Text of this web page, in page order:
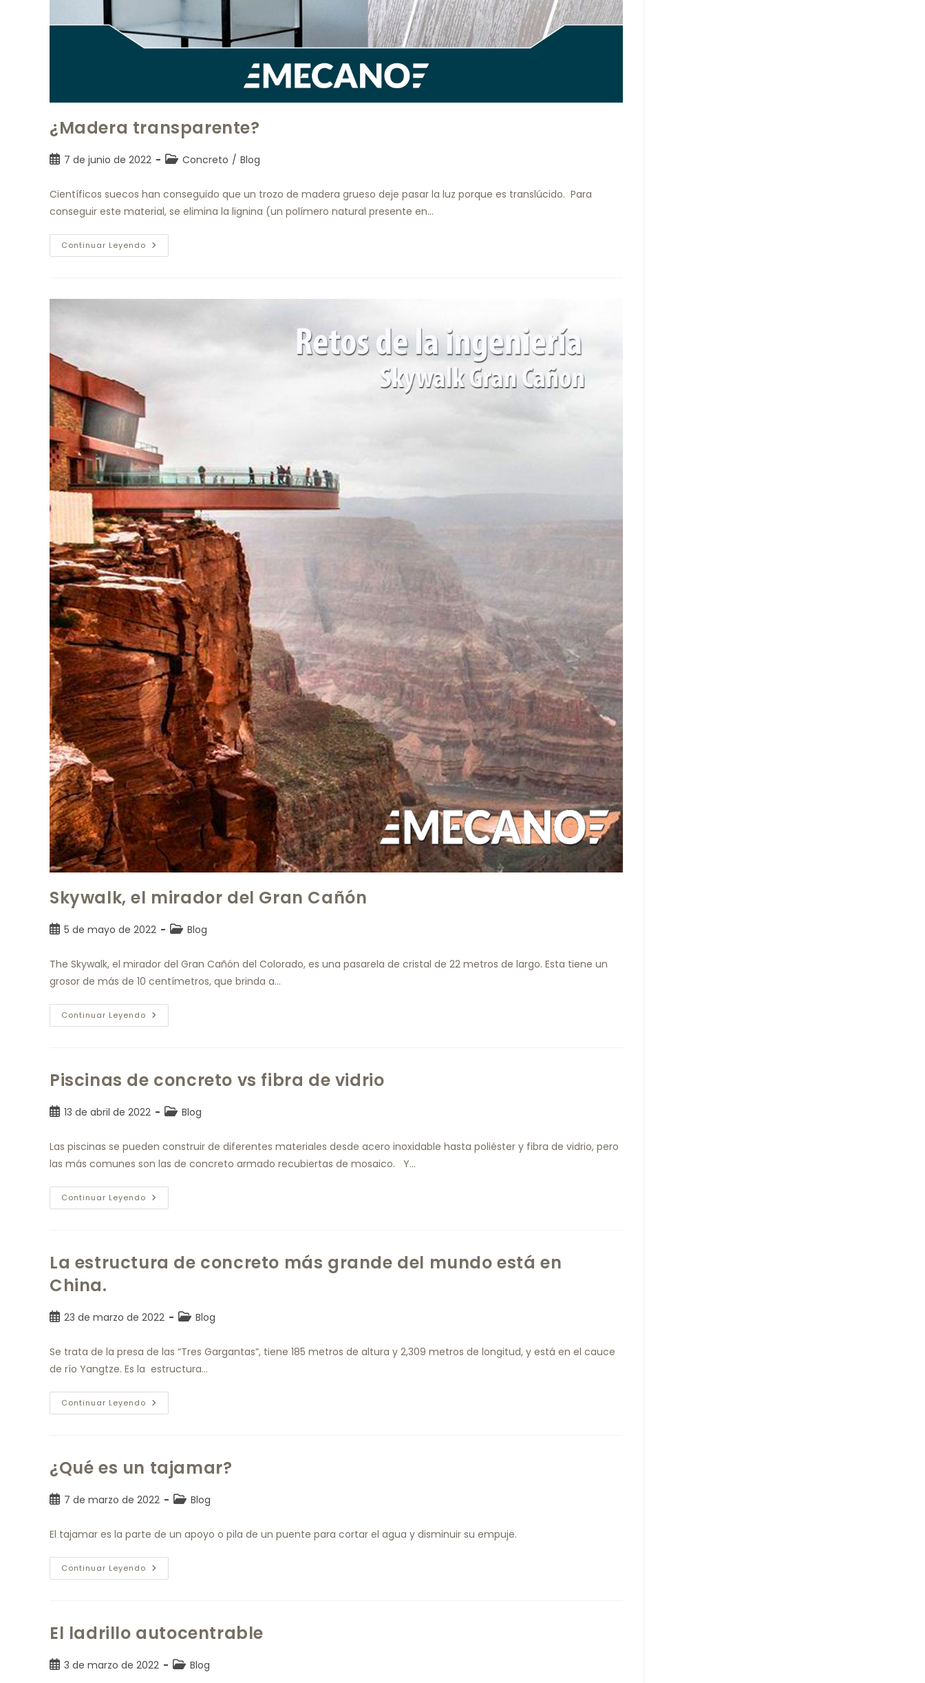
¿Madera transparente?
7 de junio de 2022 Concreto / Blog
Científicos suecos han conseguido que un trozo de madera grueso deje pasar la luz porque es translúcido. Para
conseguir este material, se elimina la lignina (un polímero natural presente en…
Continuar Leyendo
Skywalk, el mirador del Gran Cañón
5 de mayo de 2022 Blog
The Skywalk, el mirador del Gran Cañón del Colorado, es una pasarela de cristal de 22 metros de largo. Esta tiene un
grosor de más de 10 centímetros, que brinda a…
Continuar Leyendo
Piscinas de concreto vs fibra de vidrio
13 de abril de 2022 Blog
Las piscinas se pueden construir de diferentes materiales desde acero inoxidable hasta poliéster y fibra de vidrio, pero
las más comunes son las de concreto armado recubiertas de mosaico. Y…
Continuar Leyendo
La estructura de concreto más grande del mundo está en
China.
23 de marzo de 2022 Blog
Se trata de la presa de las “Tres Gargantas”, tiene 185 metros de altura y 2,309 metros de longitud, y está en el cauce
de río Yangtze. Es la estructura…
Continuar Leyendo
¿Qué es un tajamar?
7 de marzo de 2022 Blog
El tajamar es la parte de un apoyo o pila de un puente para cortar el agua y disminuir su empuje.
Continuar Leyendo
El ladrillo autocentrable
3 de marzo de 2022 Blog